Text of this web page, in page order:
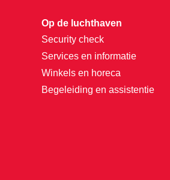
Op de luchthaven
Security check
Services en informatie
Winkels en horeca
Begeleiding en assistentie